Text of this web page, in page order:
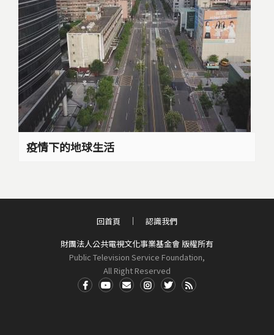
疫情下的地球生活
財團法人公共電視文化事業基金會 版權所有
Public Television Service Foundation,
All Right Reserved
回首頁 認識我們